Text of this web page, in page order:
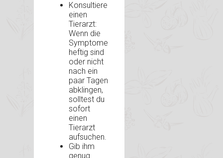
Konsultiere
einen
Tierarzt:
Wenn die
Symptome
heftig sind
oder nicht
nach ein
paar Tagen
abklingen,
solltest du
sofort
einen
Tierarzt
aufsuchen.
Gib ihm
genug